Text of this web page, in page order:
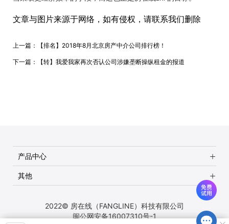
文章与图片来源于网络，如有侵权，请联系我们删除
上一篇： 【排名】2018年8月北京房产中介公司排行榜！
下一篇： 【转】我爱我家再次否认公司涉嫌垄断操纵租金的报道
产品中心
其他
2022© 房在线（FANGLINE）科技有限公司
闽公网安备16007310号-1